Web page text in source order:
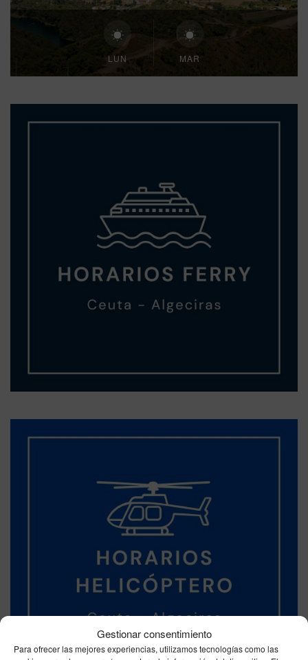
Gestionar consentimiento
Para ofrecer las mejores experiencias, utilizamos tecnologías como las
LUN MAR